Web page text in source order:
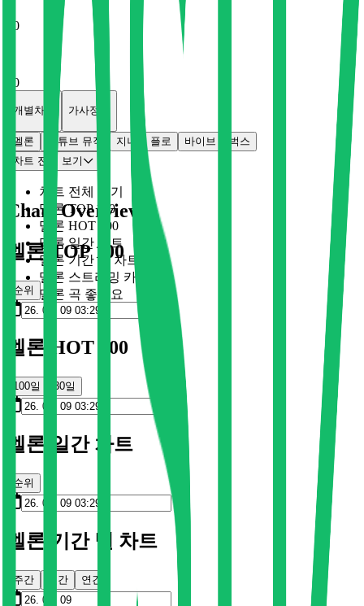
0
0
개별차트 가사정보
멜론 유튜브 뮤직 지니 플로 바이브
벅스
차트 전체 보기
차트 전체 보기
멜론 TOP 100
멜론 HOT 100
멜론 일간 차트
멜론 기간 별 차트
멜론 스트리밍 카드
멜론 곡 좋아요
Chart Overview
멜론 TOP 100
순위
멜론 HOT 100
100일 30일
멜론 일간 차트
순위
멜론 기간 별 차트
주간 월간 연간